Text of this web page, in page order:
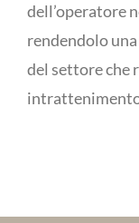
dell’operatore
rendendolo
del settore che